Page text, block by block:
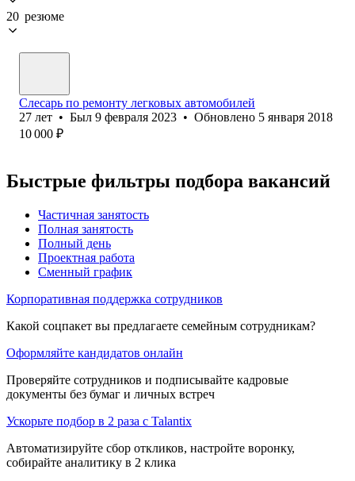
20 резюме
Слесарь по ремонту легковых автомобилей
27 лет • Был 9 февраля 2023 • Обновлено 5 января 2018
10 000 ₽
Быстрые фильтры подбора вакансий
Частичная занятость
Полная занятость
Полный день
Проектная работа
Сменный график
Корпоративная поддержка сотрудников
Какой соцпакет вы предлагаете семейным сотрудникам?
Оформляйте кандидатов онлайн
Проверяйте сотрудников и подписывайте кадровые
документы без бумаг и личных встреч
Ускорьте подбор в 2 раза с Talantix
Автоматизируйте сбор откликов, настройте воронку,
собирайте аналитику в 2 клика